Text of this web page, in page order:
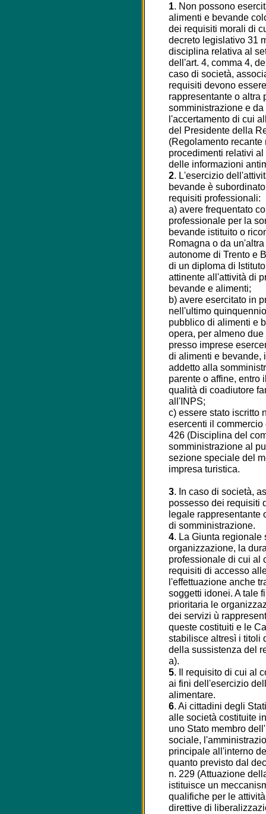
1. Non possono
alimenti e bevande
dei requisiti morali di
decreto legislativo 31
disciplina relativa al
dell'art. 4, comma 4,
caso di società,
requisiti devono
rappresentante o altra
somministrazione e
l'accertamento di cui
del Presidente della
(Regolamento
procedimenti relativi
delle informazioni
2. L'esercizio
bevande è
requisiti professionali:
a) avere frequentato
professionale per la
bevande istituito o
Romagna o da
autonome di Trento e
di un diploma di
attinente all'attività di
bevande e alimenti;
b) avere esercitato in
nell'ultimo
pubblico di alimenti e
opera, per almeno
presso imprese
di alimenti e bevande,
addetto alla
parente o affine, entro
qualità di coadiutore
all'INPS;
c) essere stato iscritto
esercenti il
426 (Disciplina del
somministrazione al
sezione speciale del
impresa turistica.
3. In caso di società,
possesso dei requisiti
legale rappresentante
di somministrazione.
4. La Giunta regionale
organizzazione, la
professionale di cui al
requisiti di accesso
l'effettuazione anche
soggetti idonei. A tale
prioritaria le
dei servizi ù
queste costituiti e le
stabilisce altresì i titoli
della sussistenza del
a).
5. Il requisito di cui al
ai fini dell'esercizio
alimentare.
6. Ai cittadini degli
alle società costituite
uno Stato membro
sociale,
principale all'interno
quanto previsto dal
n. 229 (Attuazione
istituisce un
qualifiche per le
direttive di